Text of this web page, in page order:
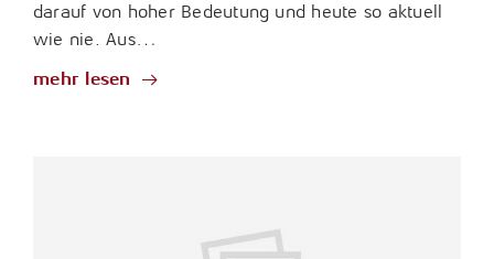
darauf von hoher Bedeutung und heute so aktuell
wie nie. Aus…
mehr lesen